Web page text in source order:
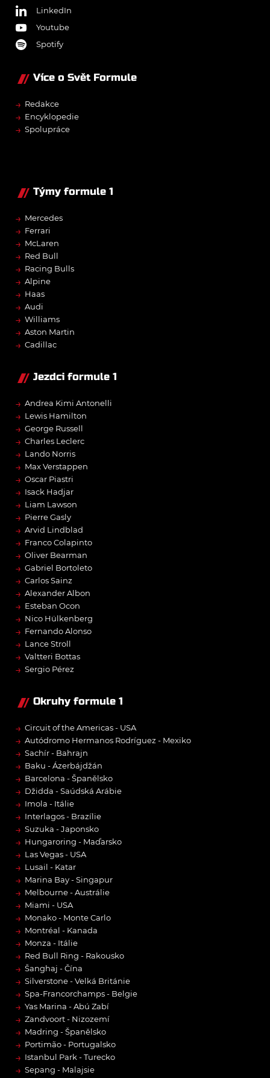
LinkedIn
Youtube
Spotify
Více o Svět Formule
→ Redakce
→ Encyklopedie
→ Spolupráce
Týmy formule 1
→ Mercedes
→ Ferrari
→ McLaren
→ Red Bull
→ Racing Bulls
→ Alpine
→ Haas
→ Audi
→ Williams
→ Aston Martin
→ Cadillac
Jezdci formule 1
→ Andrea Kimi Antonelli
→ Lewis Hamilton
→ George Russell
→ Charles Leclerc
→ Lando Norris
→ Max Verstappen
→ Oscar Piastri
→ Isack Hadjar
→ Liam Lawson
→ Pierre Gasly
→ Arvid Lindblad
→ Franco Colapinto
→ Oliver Bearman
→ Gabriel Bortoleto
→ Carlos Sainz
→ Alexander Albon
→ Esteban Ocon
→ Nico Hülkenberg
→ Fernando Alonso
→ Lance Stroll
→ Valtteri Bottas
→ Sergio Pérez
Okruhy formule 1
→ Circuit of the Americas - USA
→ Autódromo Hermanos Rodríguez - Mexiko
→ Sachír - Bahrajn
→ Baku - Ázerbájdžán
→ Barcelona - Španělsko
→ Džidda - Saúdská Arábie
→ Imola - Itálie
→ Interlagos - Brazílie
→ Suzuka - Japonsko
→ Hungaroring - Maďarsko
→ Las Vegas - USA
→ Lusail - Katar
→ Marina Bay - Singapur
→ Melbourne - Austrálie
→ Miami - USA
→ Monako - Monte Carlo
→ Montréal - Kanada
→ Monza - Itálie
→ Red Bull Ring - Rakousko
→ Šanghaj - Čína
→ Silverstone - Velká Británie
→ Spa-Francorchamps - Belgie
→ Yas Marina - Abú Zabí
→ Zandvoort - Nizozemí
→ Madring - Španělsko
→ Portimão - Portugalsko
→ Istanbul Park - Turecko
→ Sepang - Malajsie